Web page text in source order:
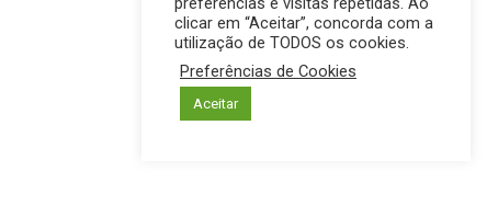
clicar em “Aceitar”, concorda com a
utilização de TODOS os cookies.
Preferências de Cookies
Aceitar